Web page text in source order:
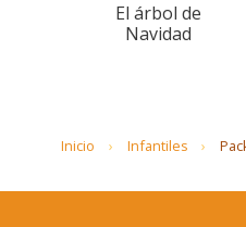
El árbol de
Navidad
Inicio Infantiles